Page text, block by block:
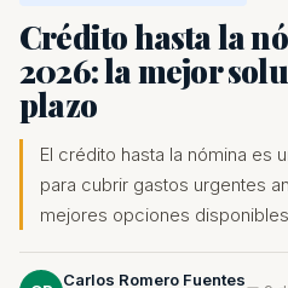
Crédito hasta la
2026: la mejor
plazo
El crédito hasta la nómina es
para cubrir gastos urgentes
mejores opciones
Carlos Romero Fuentes